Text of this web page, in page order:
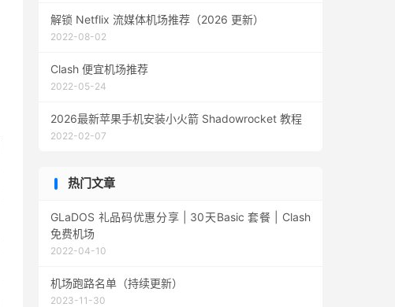
解锁 Netflix 流媒体机场推荐（2026 更新）
2022-08-02
Clash 便宜机场推荐
2022-05-24
2026最新苹果手机安装小火箭 Shadowrocket 教程
2022-02-07
热门文章
GLaDOS 礼品码优惠分享 | 30天Basic 套餐 | Clash
免费机场
2022-04-10
机场跑路名单（持续更新）
2023-11-30